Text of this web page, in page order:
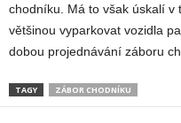
chodníku. Má to však úskalí
většinou vyparkovat vozidla
dobou projednávání záboru
TAGY ZÁBOR CHODNÍKU